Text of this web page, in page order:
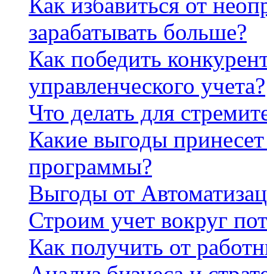
зарабатывать больше?
Как победить
управленческого учета?
Что делать для
Какие выгоды
программы?
Выгоды от
Строим учет вокруг
Как получить от